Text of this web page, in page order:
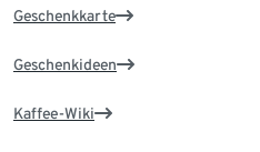
Geschenkkarte
Geschenkideen
Kaffee-Wiki